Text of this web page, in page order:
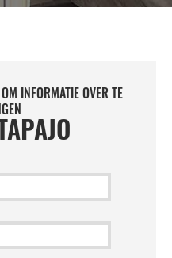
INFORMATIE OVER TE